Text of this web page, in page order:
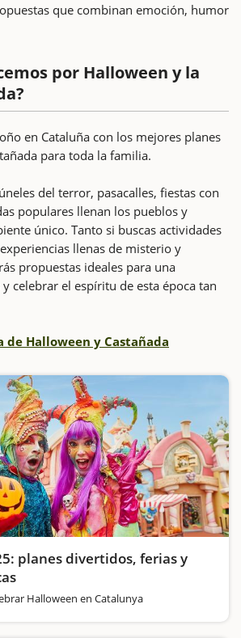
que combinan emoción, humor
por Halloween y la
en Cataluña con los mejores planes
para toda la familia.
del terror, pasacalles, fiestas con
populares llenan los pueblos y
único. Tanto si buscas actividades
llenas de misterio y
propuestas ideales para una
celebrar el espíritu de esta época tan
de Halloween y Castañada
planes divertidos, ferias y
Halloween en Catalunya